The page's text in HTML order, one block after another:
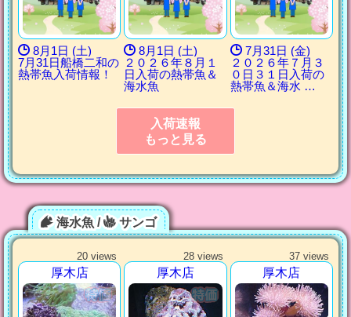
8月1日 (土)
7月31日船橋二和の
熱帯魚入荷情報！
8月1日 (土)
２０２６年８月１
日入荷の熱帯魚＆
海水魚
7月31日 (金)
２０２６年７月３
０日３１日入荷の
熱帯魚＆海水 …
入荷速報
もっと見る
海水魚 / サンゴ
20 views
厚木店
28 views
厚木店
37 views
厚木店